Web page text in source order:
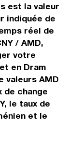
est la valeur
indiquée de
réel de
/ AMD,
votre
en Dram
valeurs AMD
de change
le taux de
et le